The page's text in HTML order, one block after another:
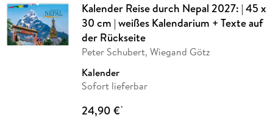
Kalender Reise durch Nepal 2027: | 45 x
30 cm | weißes Kalendarium + Texte auf
der Rückseite
Peter Schubert, Wiegand Götz
Kalender
Sofort lieferbar
24,90 €*